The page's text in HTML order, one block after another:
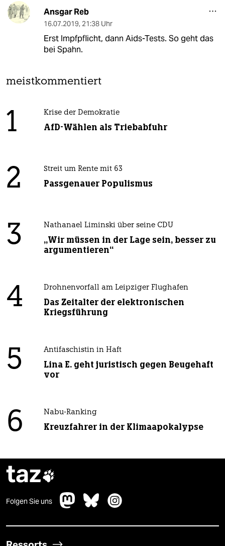
Ansgar Reb
16.07.2019, 21:38 Uhr
Erst Impfpflicht, dann Aids-Tests. So geht das
bei Spahn.
meistkommentiert
1 Krise der Demokratie
AfD-Wählen als Triebabfuhr
2 Streit um Rente mit 63
Passgenauer Populismus
3 Nathanael Liminski über seine CDU
„Wir müssen in der Lage sein, besser zu
argumentieren“
4 Drohnenvorfall am Leipziger Flughafen
Das Zeitalter der elektronischen
Kriegsführung
5 Antifaschistin in Haft
Lina E. geht juristisch gegen Beugehaft
vor
6 Nabu-Ranking
Kreuzfahrer in der Klimaapokalypse
taz
Folgen Sie uns